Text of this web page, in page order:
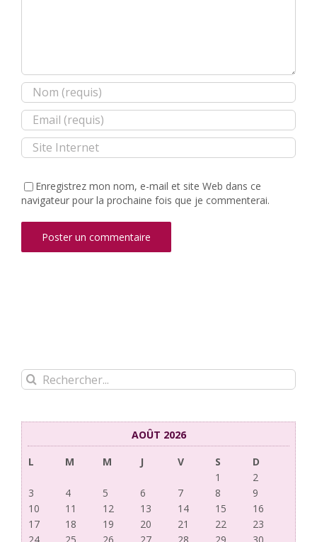
Enregistrez mon nom, e-mail et site Web dans ce
navigateur pour la prochaine fois que je commenterai.
Rechercher:
AOÛT 2026
L
M M J V S
D
1
2
3
4 5 6 7 8
9
10
11 12 13 14 15
16
17
18 19 20 21 22
23